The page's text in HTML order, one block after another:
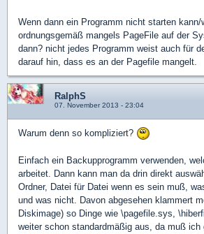
Wenn dann ein Programm nicht starten kann/
ordnungsgemäß mangels PageFile auf der
dann? nicht jedes Programm weist auch für
darauf hin, dass es an der Pagefile mangelt.
RalphS
07. November 2013 - 23:04
Warum denn so kompliziert?
Einfach ein Backupprogramm verwenden,
arbeitet. Dann kann man da drin direkt
Ordner, Datei für Datei wenn es sein muß,
und was nicht. Davon abgesehen klammert
Diskimage) so Dinge wie \pagefile.sys,
weiter schon standardmäßig aus, da muß ich